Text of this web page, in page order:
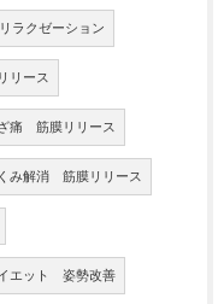
ラクゼーション
リース
痛 筋膜リリース
み解消 筋膜リリース
エット 姿勢改善